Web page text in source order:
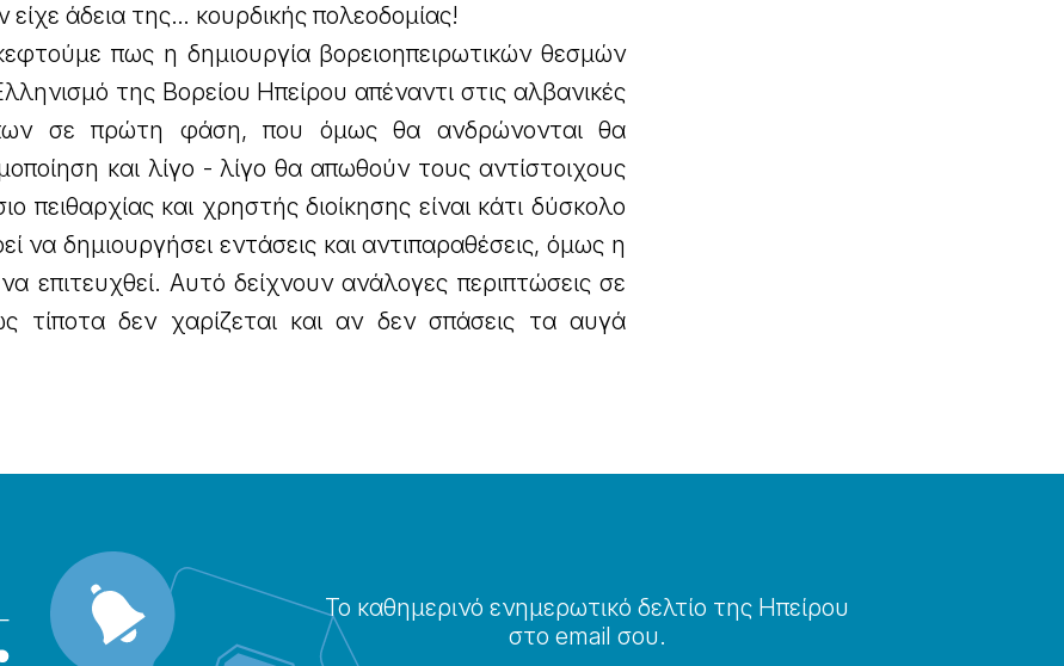
άδεια της… κουρδικής πολεοδομίας!
πως η δημιουργία βορειοηπειρωτικών θεσμών
της Βορείου Ηπείρου απέναντι στις αλβανικές
σε πρώτη φάση, που όμως θα ανδρώνονται θα
και λίγο - λίγο θα απωθούν τους αντίστοιχους
πειθαρχίας και χρηστής διοίκησης είναι κάτι δύσκολο
να δημιουργήσει εντάσεις και αντιπαραθέσεις, όμως η
επιτευχθεί. Αυτό δείχνουν ανάλογες περιπτώσεις σε
τίποτα δεν χαρίζεται και αν δεν σπάσεις τα αυγά
Το καθημερɩνό ενημερωτɩκό δελτίο της Ηπείρου
στο email σου.